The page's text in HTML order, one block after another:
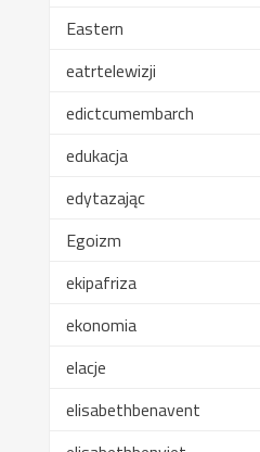
Eastern
eatrtelewizji
edictcumembarch
edukacja
edytazając
Egoizm
ekipafriza
ekonomia
elacje
elisabethbenavent